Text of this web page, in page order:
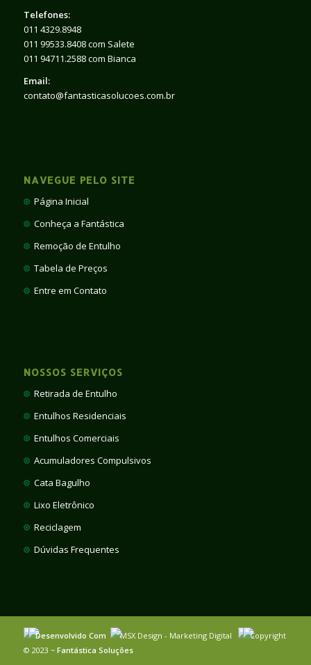
Telefones:
011 4329.8948
011 99533.8408 com Salete
011 94711.2588 com Bianca
Email:
contato@fantasticasolucoes.com.br
NAVEGUE PELO SITE
Página Inicial
Conheça a Fantástica
Remoção de Entulho
Tabela de Preços
Entre em Contato
NOSSOS SERVIÇOS
Retirada de Entulho
Entulhos Residenciais
Entulhos Comerciais
Acumuladores Compulsivos
Cata Bagulho
Lixo Eletrônico
Reciclagem
Dúvidas Frequentes
Desenvolvido Com MSX Design - Marketing Digital
Copyright
© 2023 ~ Fantástica Soluções